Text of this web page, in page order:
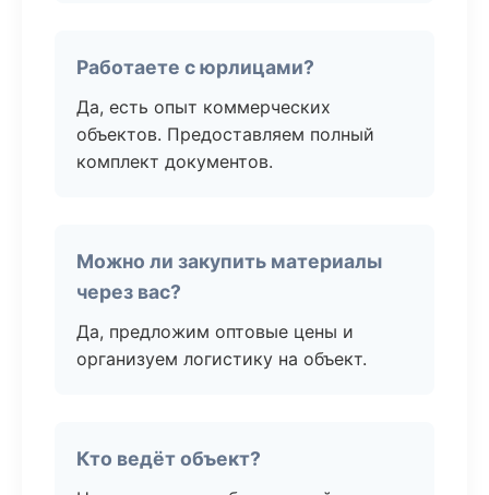
Работаете с юрлицами?
Да, есть опыт коммерческих
объектов. Предоставляем полный
комплект документов.
Можно ли закупить материалы
через вас?
Да, предложим оптовые цены и
организуем логистику на объект.
Кто ведёт объект?